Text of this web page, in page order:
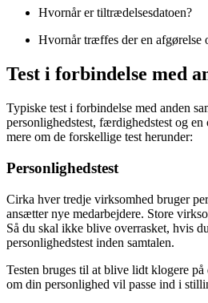
Hvornår er tiltrædelsesdatoen?
Hvornår træffes der en afgørelse
Test i forbindelse med
Typiske test i forbindelse med anden
personlighedstest, færdighedstest og
mere om de forskellige test herunder:
Personlighedstest
Cirka hver tredje virksomhed bruger
ansætter nye medarbejdere. Store
Så du skal ikke blive overrasket, hvis
personlighedstest inden samtalen.
Testen bruges til at blive lidt klogere
om din personlighed vil passe ind i